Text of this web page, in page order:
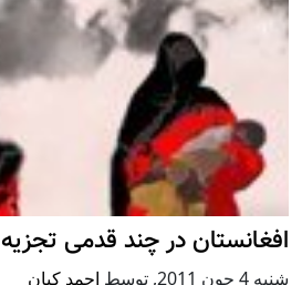
افغانستان در چند قدمی تجزیه
شنبه 4 جون 2011 , توسط احمد کیان